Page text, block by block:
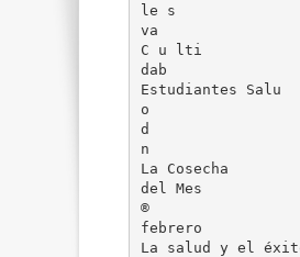
le s
va
C u lti
dab
Estudiantes Salu
o
d
n
La Cosecha
del Mes
®
febrero
La salud y el